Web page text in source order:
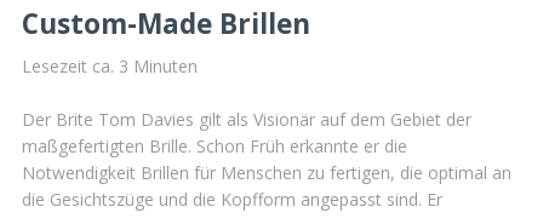
Custom-Made Brillen
Lesezeit ca. 3 Minuten
Der Brite Tom Davies gilt als Visionär auf dem Gebiet der
maßgefertigten Brille. Schon Früh erkannte er die
Notwendigkeit Brillen für Menschen zu fertigen, die optimal an
die Gesichtszüge und die Kopfform angepasst sind. Er